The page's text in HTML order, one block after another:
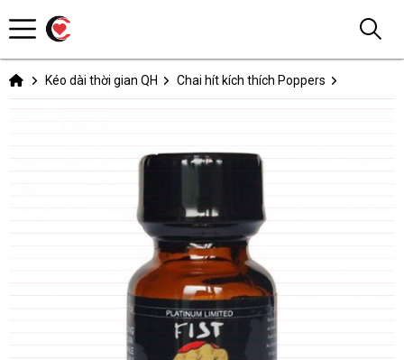
Kéo dài thời gian QH Chai hít kích thích Poppers